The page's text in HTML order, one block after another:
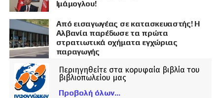
Ιμάμογλου!
Από εισαγωγέας σε κατασκευαστής! Η
Αλβανία παρέδωσε τα πρώτα
στρατιωτικά οχήματα εγχώριας
παραγωγής
Περιηγηθείτε στα κορυφαία βιβλία του
βιβλιοπωλείου μας
Προβολή όλων